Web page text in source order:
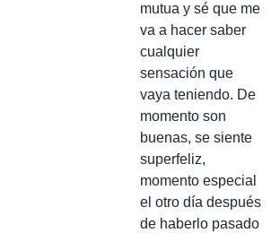
mutua y sé que me
va a hacer saber
cualquier
sensación que
vaya teniendo. De
momento son
buenas, se siente
superfeliz,
momento especial
el otro día después
de haberlo pasado